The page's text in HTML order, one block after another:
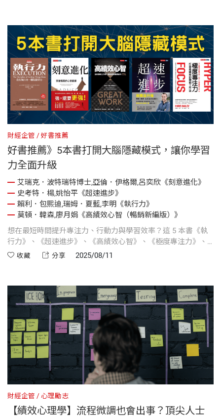
財經企管 好書推薦
好書推薦》5本書打開大腦隱藏模式，讓你學習
力全面升級
艾瑞克．波特瑞特博士,亞倫．伊格爾,呂奕欣《刻意進化》
史考特．楊,姚怡平《超速進步》
賴利．包熙迪,瑞姆．夏藍,李明《執行力》
莫頓．韓森,廖月娟《高績效心智（暢銷新編版）》
想在最短時間提升專注力、行動力與學習效率？這 5 本書《執
行力》、《超速進步》、《高績效心智》、《極度專注力》、
《刻意進化》將教你從習慣養成到思維優化，全面啟動大腦潛
收藏 分享 2025/08/11
財經企管 心理勵志
【績效心理學】流程微調也會出事？頂尖人士